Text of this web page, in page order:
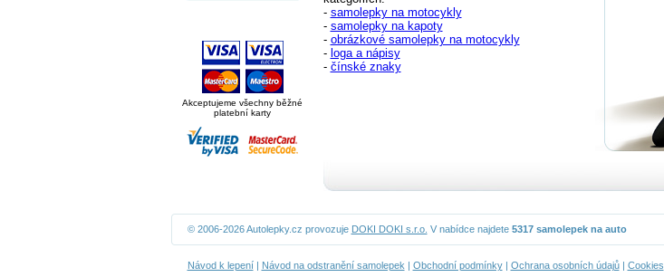
Akceptujeme všechny běžné
platební karty
- samolepky na motocykly
- samolepky na kapoty
- obrázkové samolepky na motocykly
- loga a nápisy
- čínské znaky
© 2006-2026 Autolepky.cz provozuje DOKI DOKI s.r.o. V nabídce najdete 5317 samolepek na auto
Návod k lepení| Návod na odstranění samolepek | Obchodní podmínky| Ochrana osobních údajů| Cookies